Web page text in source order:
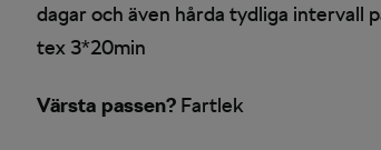
dagar och även hårda tydliga intervall
tex 3*20min
Värsta passen? Fartlek